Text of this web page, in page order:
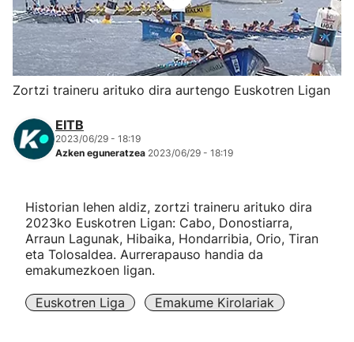
Herri-kirolak
Eskubaloia
Atletismoa
Mendi-lasterketak
Kirol gehiago
Zortzi traineru arituko dira aurtengo Euskotren Ligan
EITB
2023/06/29 - 18:19
Azken eguneratzea 2023/06/29 - 18:19
Historian lehen aldiz, zortzi traineru arituko dira
2023ko Euskotren Ligan: Cabo, Donostiarra,
Arraun Lagunak, Hibaika, Hondarribia, Orio, Tiran
eta Tolosaldea. Aurrerapauso handia da
emakumezkoen ligan.
Euskotren Liga Emakume Kirolariak